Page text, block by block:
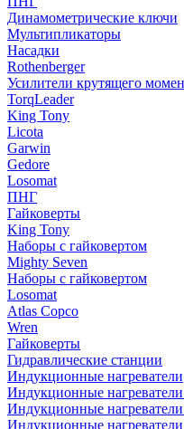
Динамометрические ключи
Мультипликаторы
Насадки
Rothenberger
Усилители крутящего
TorqLeader
King Tony
Licota
Garwin
Gedore
Losomat
ПНГ
Гайковерты
King Tony
Наборы с гайковертом
Mighty Seven
Наборы с гайковертом
Losomat
Atlas Copco
Wren
Гайковерты
Гидравлические станции
Индукционные нагреватели
Индукционные
Индукционные
Индукционные